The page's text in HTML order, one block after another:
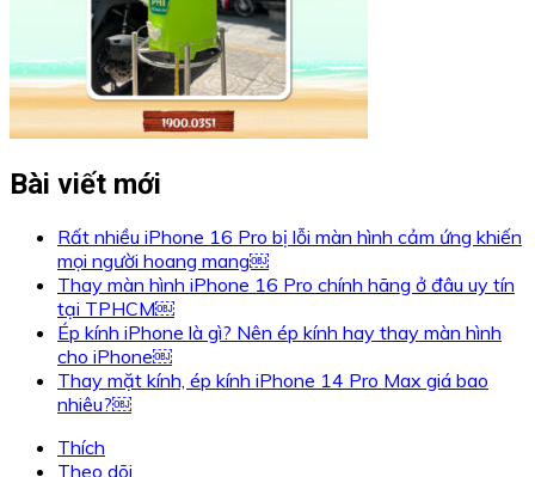
Bài viết mới
Rất nhiều iPhone 16 Pro bị lỗi màn hình cảm ứng khiến
mọi người hoang mang￼
Thay màn hình iPhone 16 Pro chính hãng ở đâu uy tín
tại TPHCM￼
Ép kính iPhone là gì? Nên ép kính hay thay màn hình
cho iPhone￼
Thay mặt kính, ép kính iPhone 14 Pro Max giá bao
nhiêu?￼
Thích
Theo dõi